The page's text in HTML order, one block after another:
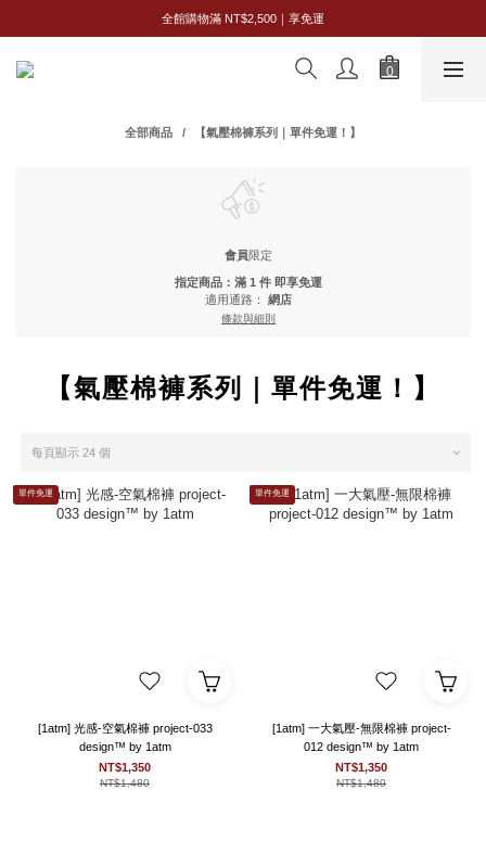
全館購物滿 NT$2,500｜享免運
全館購物滿 NT$2,500｜享免運
新會員限定｜首購享 95 折
全部商品 【氣壓棉褲系列｜單件免運！】
會員限定
指定商品：滿 1 件 即享免運
適用通路： 網店
條款與細則
【氣壓棉褲系列｜單件免運！】
每頁顯示 24 個
單件免運
[1atm] 光感-空氣棉褲 project-033
design™ by 1atm
NT$1,350
NT$1,480
單件免運
[1atm] 一大氣壓-無限棉褲 project-
012 design™ by 1atm
NT$1,350
NT$1,480